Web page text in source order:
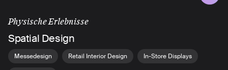
Physische Erlebnisse
Spatial Design
Messedesign Retail Interior Design In-Store Displays